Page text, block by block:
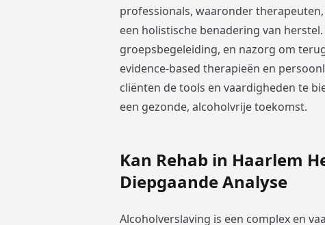
professionals, waaronder
een holistische benadering van
groepsbegeleiding, en nazorg om
evidence-based therapieën en
cliënten de tools en vaardigheden te
een gezonde, alcoholvrije toekomst.
Kan Rehab in Haarlem
Diepgaande Analyse
Alcoholverslaving is een complex en